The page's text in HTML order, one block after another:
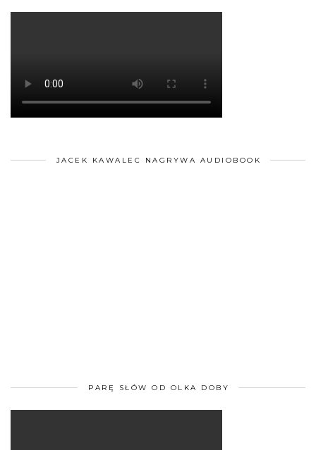
JACEK KAWALEC NAGRYWA AUDIOBOOK
PARĘ SŁÓW OD OLKA DOBY